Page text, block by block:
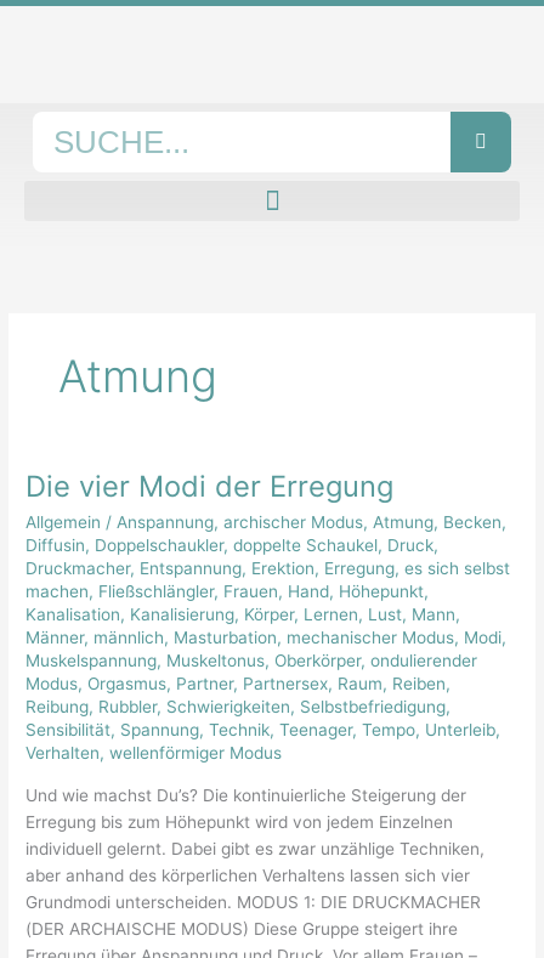
Zum
Atmung
Die vier Modi der Erregung
Allgemein / Anspannung,archischer Modus, Atmung, Becken,
Diffusin, Doppelschaukler,doppelte Schaukel, Druck,
Druckmacher, Entspannung, Erektion, Erregung,es sich selbst
machen, Fließschlängler, Frauen, Hand, Höhepunkt,
Kanalisation, Kanalisierung, Körper, Lernen, Lust, Mann,
Männer, männlich, Masturbation, mechanischer Modus, Modi,
Muskelspannung, Muskeltonus, Oberkörper,ondulierender
Modus, Orgasmus, Partner, Partnersex, Raum, Reiben,
Reibung, Rubbler, Schwierigkeiten, Selbstbefriedigung,
Sensibilität, Spannung,Technik,Teenager,Tempo, Unterleib,
Verhalten,wellenförmiger Modus
Und wie machst Du’s? Die kontinuierliche Steigerung der
Erregung bis zum Höhepunkt wird von jedem Einzelnen
individuell gelernt. Dabei gibt es zwar unzählige Techniken,
aber anhand des körperlichen Verhaltens lassen sich vier
Grundmodi unterscheiden. MODUS 1: DIE DRUCKMACHER
(DER ARCHAISCHE MODUS) Diese Gruppe steigert ihre
Die
Modi
der
Erregung